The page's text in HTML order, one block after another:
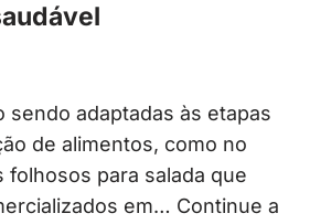
sendo adaptadas às etapas
de alimentos, como no
folhosos para salada que
em… Continue a